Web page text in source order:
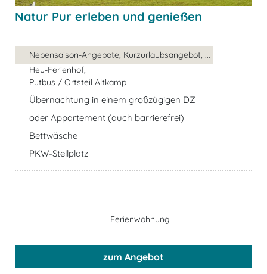
Natur Pur erleben und genießen
Nebensaison-Angebote, Kurzurlaubsangebot, ...
Heu-Ferienhof,
Putbus / Ortsteil Altkamp
Übernachtung in einem großzügigen DZ
oder Appartement (auch barrierefrei)
Bettwäsche
PKW-Stellplatz
Ferienwohnung
zum Angebot